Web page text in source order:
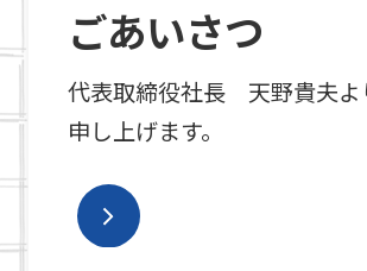
ごあいさつ
代表取締役社長 天野貴夫よ
申し上げます。